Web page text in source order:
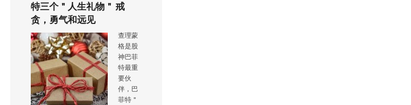
特三个＂人生礼物＂ 戒
贪，勇气和远见
查理蒙
格是股
神巴菲
特最重
要伙
伴，巴
菲特＂